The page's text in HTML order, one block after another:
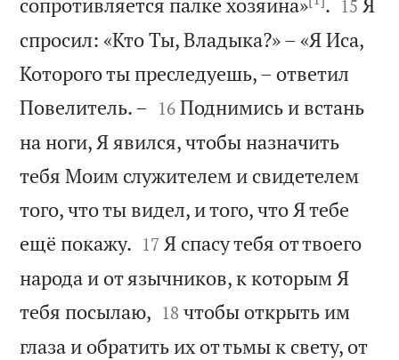
15
спросил: «Кто Ты, Владыка?» – «Я Иса,
Которого ты преследуешь, – ответил
Повелитель. – 

16 Поднимись и встань
на ноги, Я явился, чтобы назначить
тебя Моим служителем и свидетелем
того, что ты видел, и того, что Я тебе
ещё покажу. 

17 Я спасу тебя от твоего
народа и от язычников, к которым Я
тебя посылаю, 

18 чтобы открыть им
глаза и обратить их от тьмы к свету, от